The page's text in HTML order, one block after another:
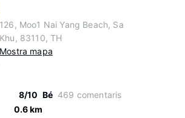
126, Moo1 Nai Yang Beach, Sa
Khu, 83110, TH
Mostra mapa
8/10 Bé 469 comentaris
0.6 km